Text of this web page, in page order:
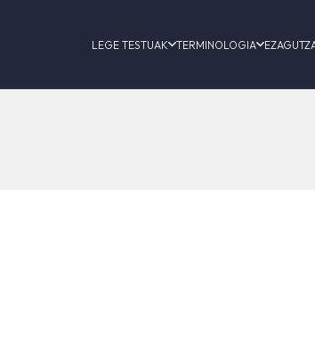
LEGE TESTUAK TERMINOLOGIA